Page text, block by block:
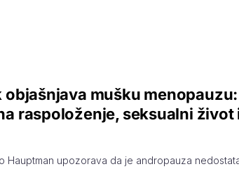
objašnjava mušku menopauzu:
raspoloženje, seksualni život
Hauptman upozorava da je andropauza